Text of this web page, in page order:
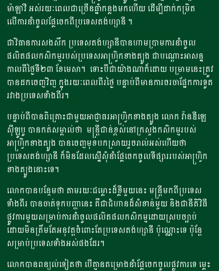
ម៉ាឡាវី អស់រយៈពេលជាច្រើនឆ្នាំកន្លងមកហើយ​ ដើម្បីដាក់កម្រិត
លើការនាំចូលផ្លែចេកពីប្រទេសតង់ហ្សានី ។
ជា​វិធានការ​សងសឹក ប្រទេសតង់ហ្សានី​បាន​ហាមប្រាម​ការ​នាំ​ចូល
ផលិតផល​កសិកម្ម​របស់​ប្រទេសអាហ្វ្រិក​ខាង​ត្បូង ​ជា​បណ្ដោះអាសន្ន​
កាលពីថ្ងៃទី២៣ ខែ​មេសា។ ទោះបីជាយ៉ាង​ណា​ក៏​ដោយ បម្រាម​នេះ​ត្រូវ​
បាន​ដក​ចេញវិញ ក្នុងរយៈ​ពេល​ពីរ​ថ្ងៃ​ ​បន្ទាប់​ពី​មាន​ការ​ចរចាផ្នែក​ការ​ទូត​
រវាង​ប្រទេស​ទាំង​ពីរ។
បន្ទាប់ពីបានពិគ្រោះជាមួយអាជ្ញាធរអាហ្រ្វិកខាងត្បូង លោក​ វ៉ានឌីឡេ
ស៊ីឡូបូ បានកត់សម្គាល់ថា មន្ត្រីជាន់ខ្ពស់នៅក្រសួងកសិកម្មរបស់
អាហ្វ្រិកខាងត្បូង​ បានចេញមុខបកស្រាយរួចរាល់អស់ហើយថា​
ប្រទេសតង់ហ្សានី ក៏មិនដែលស្នើសុំនាំផ្លែចេកចូលទីផ្សាររបស់អាហ្វ្រិក
ខាងត្បូងនោះទេ។
លោកបានបន្ថែមថា តាមរយៈជម្លោះដ៏ខ្លីមួយនេះ​ មន្ត្រីមកពីប្រទេស
ទាំងពីរ​ បានចាត់ទុកបញ្ហានេះ​ គឺជាជំហានដ៏សំខាន់មួយ និងជានីតិវិធី
ផ្លូវការមួយសម្រាប់ការនាំចូលផលិតផលកសិកម្មដោយស្របច្បាប់​​
ដោយមិនត្រឹមតែអនុវត្តចំពោះតែប្រទេសតង់ហ្សានី ប៉ុណ្ណោះទេ ប៉ុន្តែ
សម្រាប់ប្រទេសទាំងអស់ផងដែរ។
លោកបានពន្យល់ទៀតថា បើគ្មានគម្រោងនាំផ្លែចេកចូលផ្លូវការទេ ម្លេះ